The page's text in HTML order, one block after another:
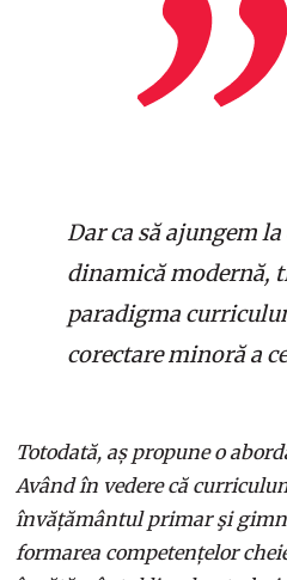
Dar ca să ajungem la
dinamică modernă,
paradigma
corectare minoră a
Totodată, aș propune o
Având în vedere că
învățământul primar şi
formarea competențelor